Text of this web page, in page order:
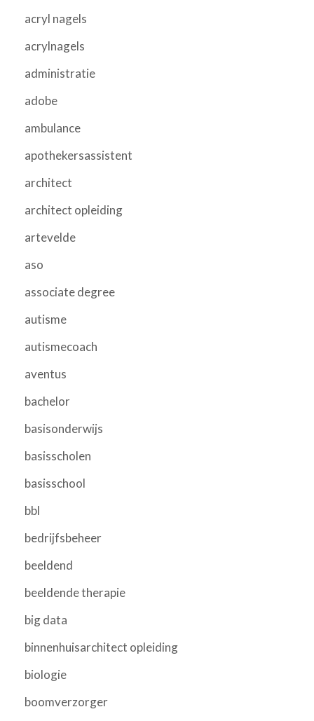
acryl nagels
acrylnagels
administratie
adobe
ambulance
apothekersassistent
architect
architect opleiding
artevelde
aso
associate degree
autisme
autismecoach
aventus
bachelor
basisonderwijs
basisscholen
basisschool
bbl
bedrijfsbeheer
beeldend
beeldende therapie
big data
binnenhuisarchitect opleiding
biologie
boomverzorger